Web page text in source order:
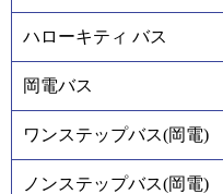
ハローキティ バス
岡電バス
ワンステップバス(岡電)
ノンステップバス(岡電)